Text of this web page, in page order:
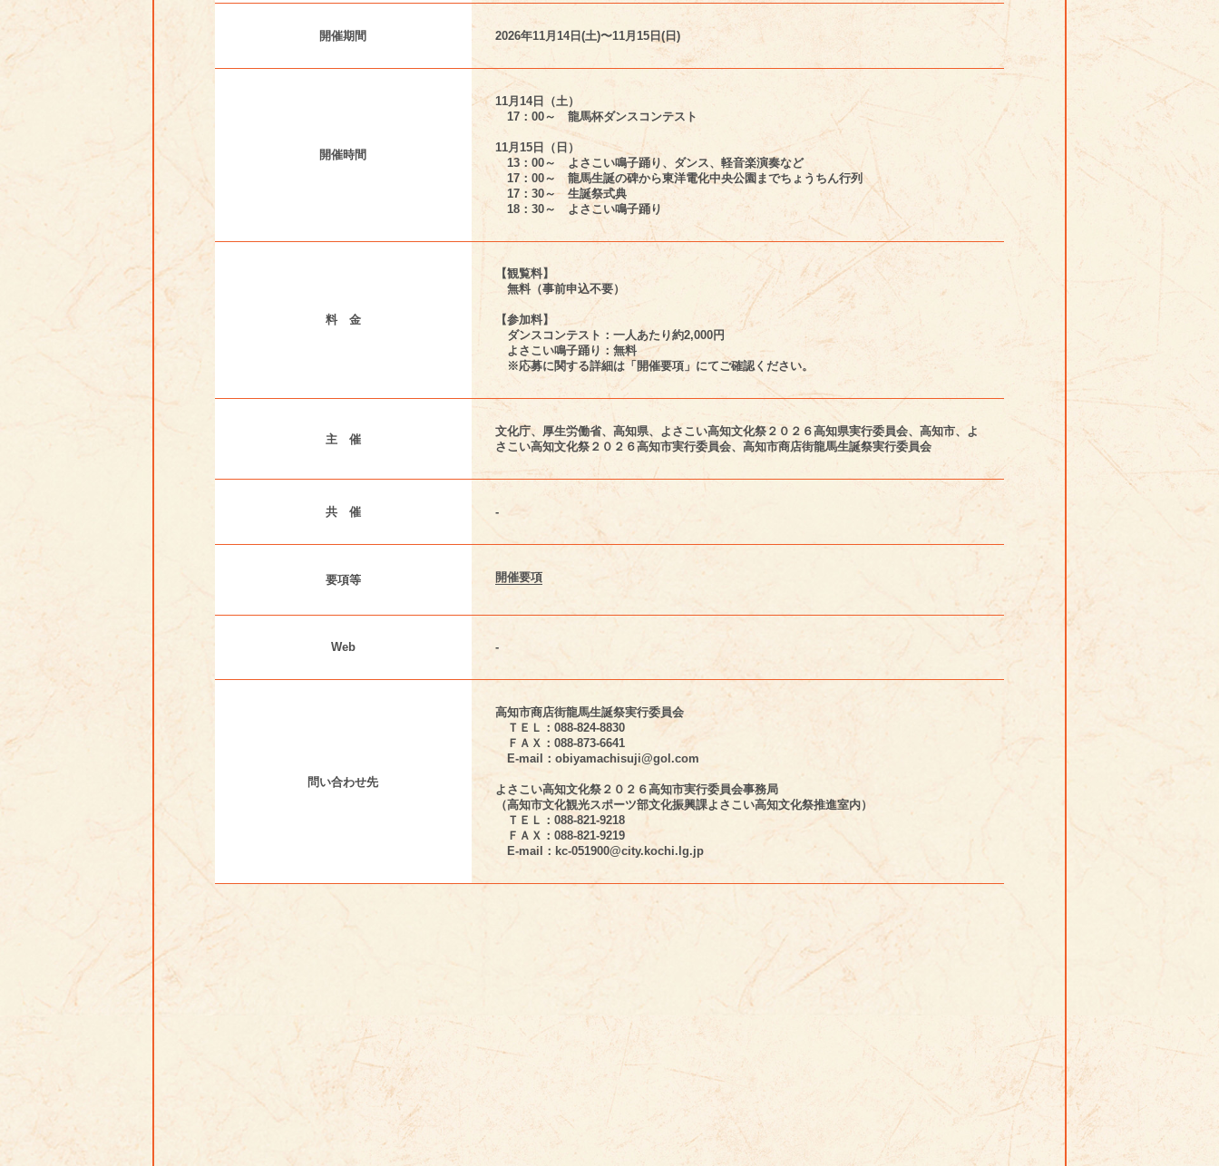
開催期間 2026年11月14日(土)〜11月15日(日)
開催時間
11月14日（土）
17：00～ 龍馬杯ダンスコンテスト
11月15日（日）
13：00～ よさこい鳴子踊り、ダンス、軽音楽演奏など
17：00～ 龍馬生誕の碑から東洋電化中央公園までちょうちん行列
17：30～ 生誕祭式典
18：30～ よさこい鳴子踊り
料 金
【観覧料】
無料（事前申込不要）
【参加料】
ダンスコンテスト：一人あたり約2,000円
よさこい鳴子踊り：無料
※応募に関する詳細は「開催要項」にてご確認ください。
主 催
文化庁、厚生労働省、高知県、よさこい高知文化祭２０２６高知県実行委員会、高知市、よ
さこい高知文化祭２０２６高知市実行委員会、高知市商店街龍馬生誕祭実行委員会
共 催 -
要項等 開催要項
Web -
問い合わせ先
高知市商店街龍馬生誕祭実行委員会
ＴＥＬ：088-824-8830
ＦＡＸ：088-873-6641
E-mail：obiyamachisuji@gol.com
よさこい高知文化祭２０２６高知市実行委員会事務局
（高知市文化観光スポーツ部文化振興課よさこい高知文化祭推進室内）
ＴＥＬ：088-821-9218
ＦＡＸ：088-821-9219
E-mail：kc-051900@city.kochi.lg.jp